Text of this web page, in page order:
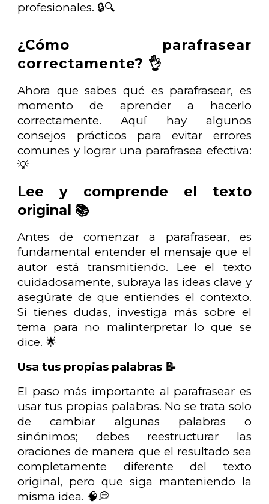
profesionales. 🔒🔍
¿Cómo parafrasear
correctamente? 👌
Ahora que sabes qué es parafrasear, es
momento de aprender a hacerlo
correctamente. Aquí hay algunos
consejos prácticos para evitar errores
comunes y lograr una parafrasea efectiva:
💡
Lee y comprende el texto
original 📚
Antes de comenzar a parafrasear, es
fundamental entender el mensaje que el
autor está transmitiendo. Lee el texto
cuidadosamente, subraya las ideas clave y
asegúrate de que entiendes el contexto.
Si tienes dudas, investiga más sobre el
tema para no malinterpretar lo que se
dice. 🌟
Usa tus propias palabras 📝
El paso más importante al parafrasear es
usar tus propias palabras. No se trata solo
de cambiar algunas palabras o
sinónimos; debes reestructurar las
oraciones de manera que el resultado sea
completamente diferente del texto
original, pero que siga manteniendo la
misma idea. 🧠💭